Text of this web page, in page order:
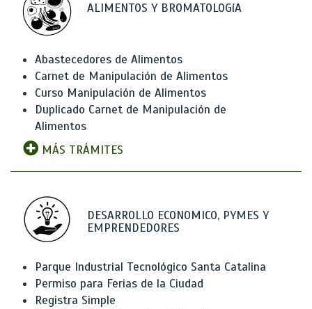
ALIMENTOS Y BROMATOLOGíA
Abastecedores de Alimentos
Carnet de Manipulación de Alimentos
Curso Manipulación de Alimentos
Duplicado Carnet de Manipulación de
Alimentos
MÁS TRÁMITES
DESARROLLO ECONOMICO, PYMES Y
EMPRENDEDORES
Parque Industrial Tecnológico Santa Catalina
Permiso para Ferias de la Ciudad
Registra Simple